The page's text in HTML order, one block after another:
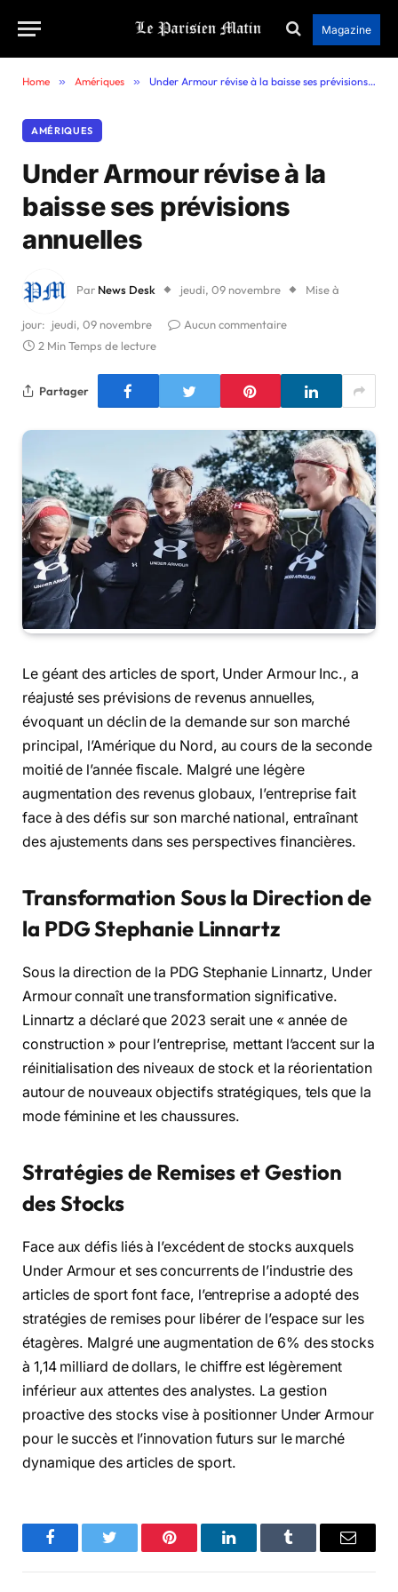
Magazine
Home » Amériques » Under Armour révise à la baisse ses prévisions annuelles
AMÉRIQUES
Under Armour révise à la
baisse ses prévisions
annuelles
Par News Desk jeudi, 09 novembre Mise à
jour: jeudi, 09 novembre
Aucun commentaire
2 Min Temps de lecture
Partager
Le géant des articles de sport, Under Armour Inc., a
réajusté ses prévisions de revenus annuelles,
évoquant un déclin de la demande sur son marché
principal, l’Amérique du Nord, au cours de la seconde
moitié de l’année fiscale. Malgré une légère
augmentation des revenus globaux, l’entreprise fait
face à des défis sur son marché national, entraînant
des ajustements dans ses perspectives financières.
Transformation Sous la Direction de
la PDG Stephanie Linnartz
Sous la direction de la PDG Stephanie Linnartz, Under
Armour connaît une transformation significative.
Linnartz a déclaré que 2023 serait une « année de
construction » pour l’entreprise, mettant l’accent sur la
réinitialisation des niveaux de stock et la réorientation
autour de nouveaux objectifs stratégiques, tels que la
mode féminine et les chaussures.
Stratégies de Remises et Gestion
des Stocks
Face aux défis liés à l’excédent de stocks auxquels
Under Armour et ses concurrents de l’industrie des
articles de sport font face, l’entreprise a adopté des
stratégies de remises pour libérer de l’espace sur les
étagères. Malgré une augmentation de 6% des stocks
à 1,14 milliard de dollars, le chiffre est légèrement
inférieur aux attentes des analystes. La gestion
proactive des stocks vise à positionner Under Armour
pour le succès et l’innovation futurs sur le marché
dynamique des articles de sport.
FacebookTwitter Pinterest LinkedInTumblr Email